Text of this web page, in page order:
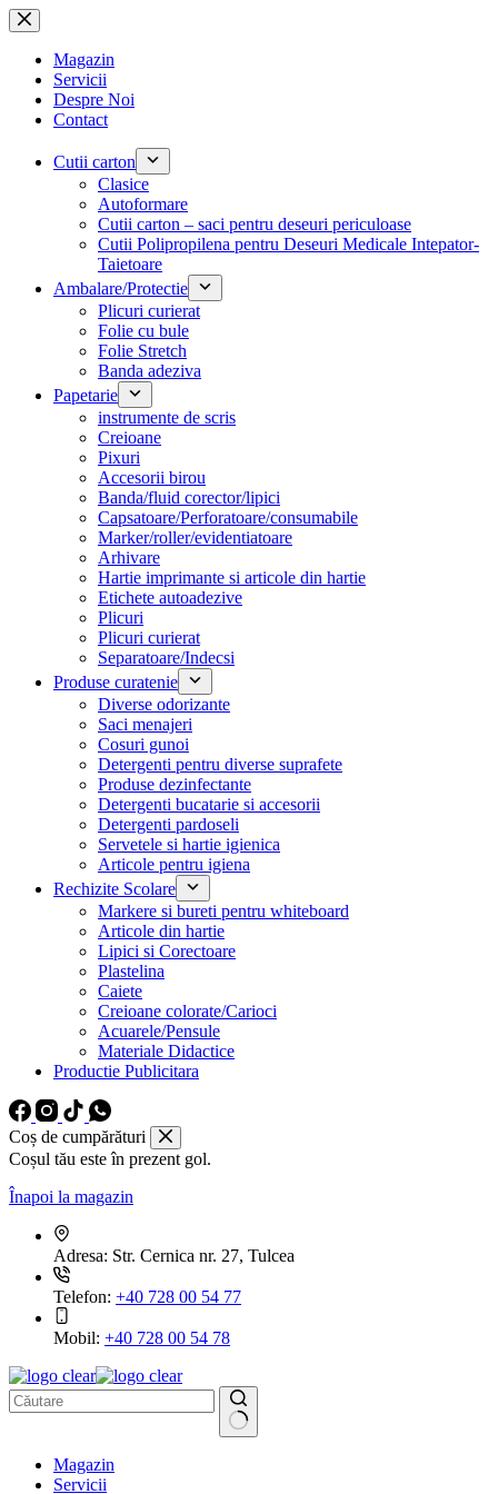
Sari
la
conținutMagazin
Servicii
Despre Noi
Contact
Cutii carton
Clasice
Autoformare
Cutii carton – saci pentru deseuri periculoase
Cutii Polipropilena pentru Deseuri Medicale Intepator-
Taietoare
Ambalare/Protectie
Plicuri curierat
Folie cu bule
Folie Stretch
Banda adeziva
Papetarie
instrumente de scris
Creioane
Pixuri
Accesorii birou
Banda/fluid corector/lipici
Capsatoare/Perforatoare/consumabile
Marker/roller/evidentiatoare
Arhivare
Hartie imprimante si articole din hartie
Etichete autoadezive
Plicuri
Plicuri curierat
Separatoare/Indecsi
Produse curatenie
Diverse odorizante
Saci menajeri
Cosuri gunoi
Detergenti pentru diverse suprafete
Produse dezinfectante
Detergenti bucatarie si accesorii
Detergenti pardoseli
Servetele si hartie igienica
Articole pentru igiena
Rechizite Scolare
Markere si bureti pentru whiteboard
Articole din hartie
Lipici si Corectoare
Plastelina
Caiete
Creioane colorate/Carioci
Acuarele/Pensule
Materiale Didactice
Productie Publicitara
Coș de cumpărături
Coșul tău este în prezent gol.
Înapoi la magazin
Adresa: Str. Cernica nr. 27, Tulcea
Telefon: +40 728 00 54 77
Mobil: +40 728 00 54 78
rezultatMagazin
Servicii